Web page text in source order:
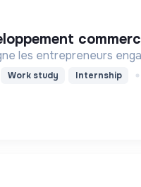
les entrepreneurs
Work study Internship